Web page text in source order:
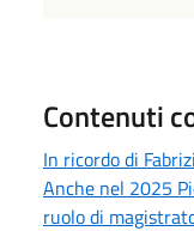
Contenuti
In ricordo di
Anche nel 2025
ruolo di